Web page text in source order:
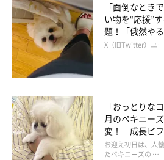
「面倒なとき
い物を“応援”
題！「俄然や
X（旧Twitter）ユ
「おっとりな
月のペキニー
変！ 成長ビフ
お迎え初日は、人
たペキニーズの …